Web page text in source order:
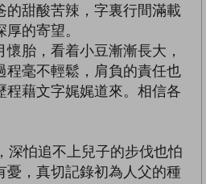
的甜酸苦辣，字裏行間滿載
的寄望。
胎，看着小豆漸漸長大，
程毫不輕鬆，肩負的責任也
程藉文字娓娓道來。相信各
深怕追不上兒子的步伐也怕
憂，真切記錄初為人父的種